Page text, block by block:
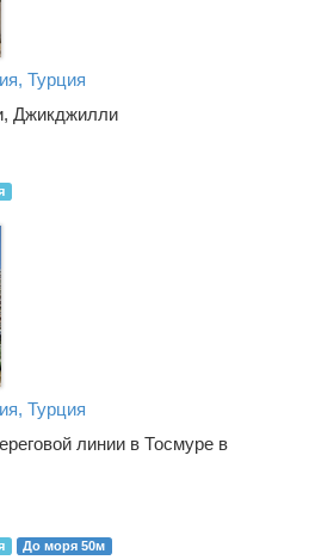
Турция
Джикджилли
Турция
линии в Тосмуре в
До моря 50м